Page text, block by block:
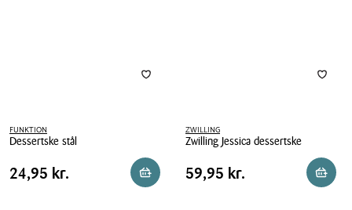
FUNKTION
Dessertske stål
Dessertske
stål
Pris
tabel
Pris 24,95 kr.
24,95 kr. Reservér i butik
ZWILLING
Zwilling Jessica dessertske
Zwilling
Jessica
Pris
tabel
Pris 59,95 kr.
59,95 kr.